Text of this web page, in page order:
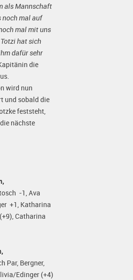
als Mannschaft
noch mal auf
mal mit uns
hat sich
dafür sehr
die
wird nun
und sobald die
feststeht,
nächste
-1, Ava
+1, Katharina
Catharina
Par, Bergner,
Edinger (+4)